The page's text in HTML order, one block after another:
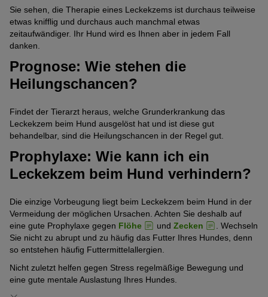
Sie sehen, die Therapie eines Leckekzems ist durchaus teilweise
etwas knifflig und durchaus auch manchmal etwas
zeitaufwändiger. Ihr Hund wird es Ihnen aber in jedem Fall
danken.
Prognose: Wie stehen die
Heilungschancen?
Findet der Tierarzt heraus, welche Grunderkrankung das
Leckekzem beim Hund ausgelöst hat und ist diese gut
behandelbar, sind die Heilungschancen in der Regel gut.
Prophylaxe: Wie kann ich ein
Leckekzem beim Hund verhindern?
Die einzige Vorbeugung liegt beim Leckekzem beim Hund in der
Vermeidung der möglichen Ursachen. Achten Sie deshalb auf
eine gute Prophylaxe gegen Flöhe und Zecken
. Wechseln
Sie nicht zu abrupt und zu häufig das Futter Ihres Hundes, denn
so entstehen häufig Futtermittelallergien.
Nicht zuletzt helfen gegen Stress regelmäßige Bewegung und
eine gute mentale Auslastung Ihres Hundes.